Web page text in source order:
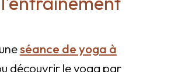
séance de yoga à
découvrir le yoga par